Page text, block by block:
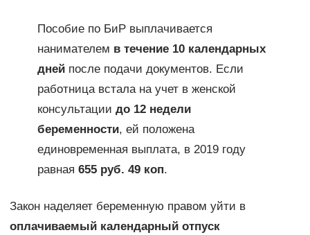
Пособие по БиР выплачивается
нанимателем в течение 10 календарных
днейпосле подачи документов. Если
работница встала на учет в женской
консультации до 12 недели
беременности, ей положена
единовременная выплата, в 2019 году
равная 655 руб. 49 коп.
Закон наделяет беременную правом уйти в
оплачиваемый календарный отпуск